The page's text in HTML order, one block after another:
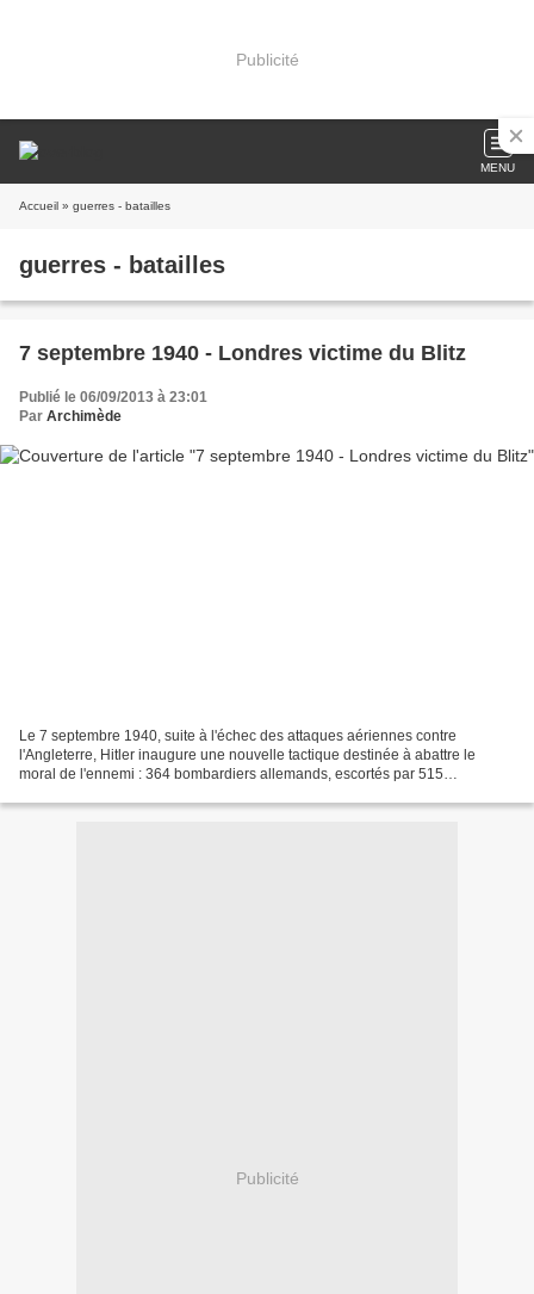
Publicité
MENU
Accueil » guerres - batailles
guerres - batailles
7 septembre 1940 - Londres victime du Blitz
Publié le 06/09/2013 à 23:01
Par Archimède
Le 7 septembre 1940, suite à l'échec des attaques aériennes contre
l'Angleterre, Hitler inaugure une nouvelle tactique destinée à abattre le
moral de l'ennemi : 364 bombardiers allemands, escortés par 515
Publicité